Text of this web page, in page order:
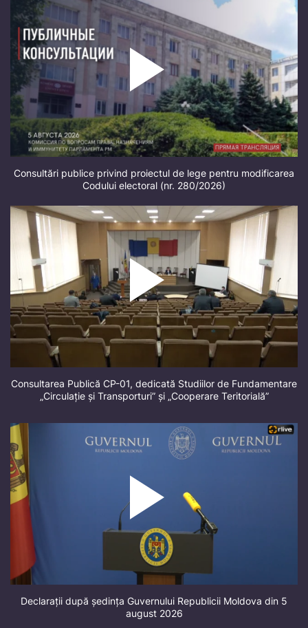
Consultări publice privind proiectul de lege pentru modificarea
Codului electoral (nr. 280/2026)
Consultarea Publică CP-01, dedicată Studiilor de Fundamentare
„Circulație și Transporturi” și „Cooperare Teritorială”
Declarații după ședința Guvernului Republicii Moldova din 5
august 2026